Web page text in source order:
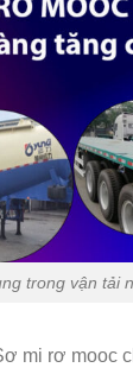
trong vận tải
mi rơ mooc